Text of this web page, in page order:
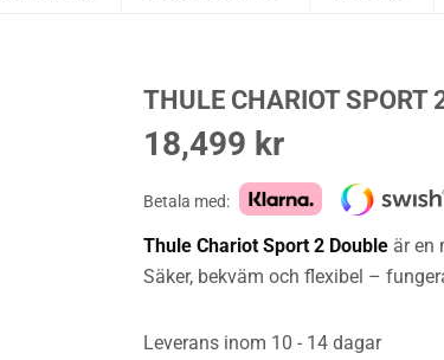
THULE CHARIOT SPORT
18,499 kr
Betala med:
Thule Chariot Sport 2 Doubleär en
Säker, bekväm och flexibel –
Leverans inom 10 - 14 dagar